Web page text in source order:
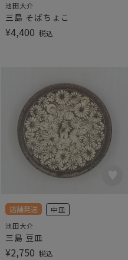
池田大介
三島 そばちょこ
¥4,400 税込
店舗発送 中皿
池田大介
三島 豆皿
¥2,750 税込